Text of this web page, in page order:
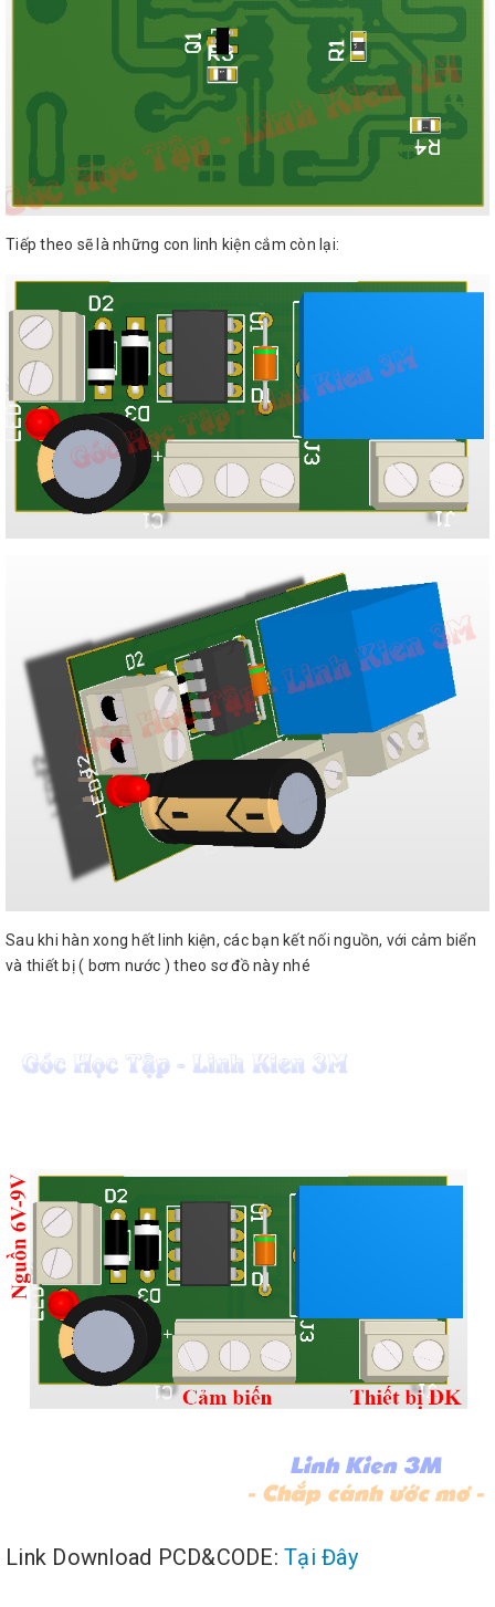
Tiếp theo sẽ là những con linh kiện cắm còn lại:
Sau khi hàn xong hết linh kiện, các bạn kết nối nguồn, với cảm biển
và thiết bị ( bơm nước ) theo sơ đồ này nhé
Link Download PCD&CODE: Tại Đây